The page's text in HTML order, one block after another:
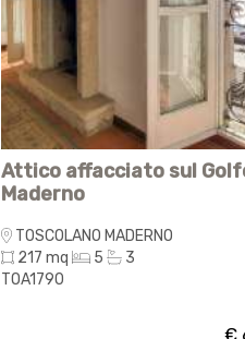
Attico affacciato sul
Maderno
TOSCOLANO MADERNO
217 mq
5
3
TOA1790
€